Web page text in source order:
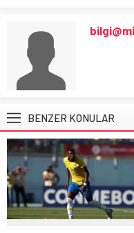
BENZER KONULAR